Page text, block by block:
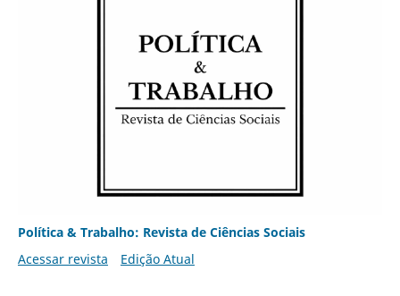
Política & Trabalho: Revista de Ciências Sociais
Acessar revista
Edição Atual